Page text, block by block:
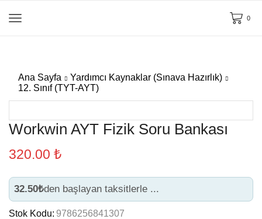
0
Ana Sayfa
Yardımcı Kaynaklar (Sınava Hazırlık)
12. Sınıf (TYT-AYT)
Workwin AYT Fizik Soru Bankası
320.00 ₺
32.50₺den başlayan taksitlerle ...
Stok Kodu: 9786256841307